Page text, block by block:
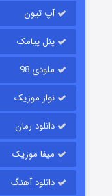
آپ تیون
پنل پیامک
ملودی 98
نواز موزیک
دانلود رمان
میفا موزیک
دانلود آهنگ